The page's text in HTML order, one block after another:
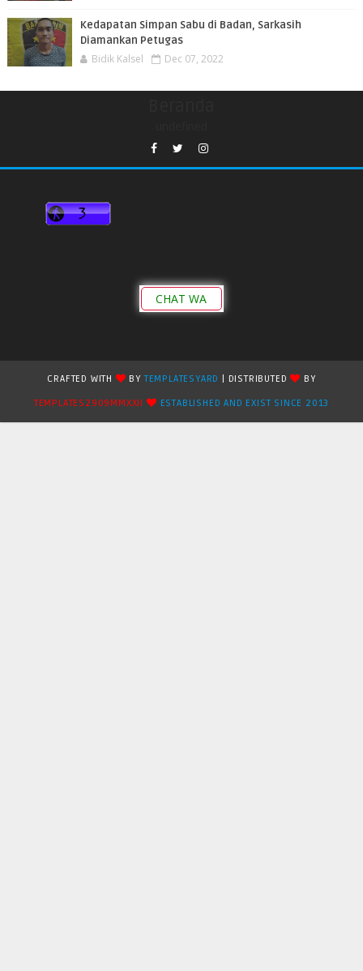
Kedapatan Simpan Sabu di Badan, Sarkasih
Diamankan Petugas
Bidik Kalsel Dec 07, 2022
CHAT WA
CRAFTED WITH BYTEMPLATESYARD | DISTRIBUTED
BY
TEMPLATES2909MMXXII
ESTABLISHED AND EXIST SINCE 2013